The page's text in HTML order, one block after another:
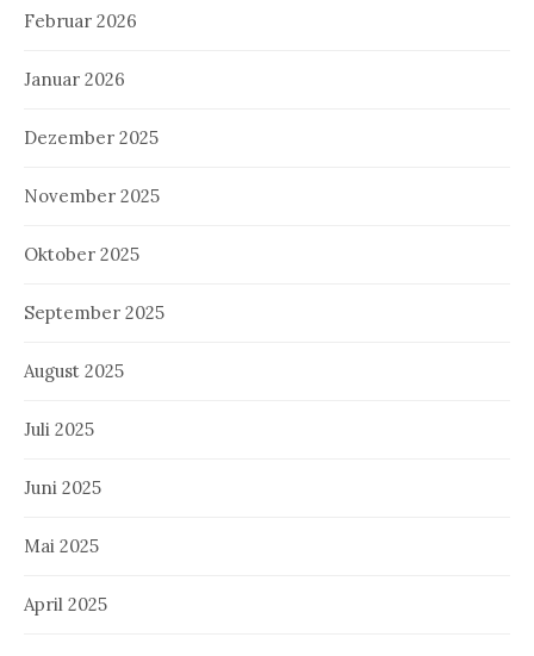
Februar 2026
Januar 2026
Dezember 2025
November 2025
Oktober 2025
September 2025
August 2025
Juli 2025
Juni 2025
Mai 2025
April 2025